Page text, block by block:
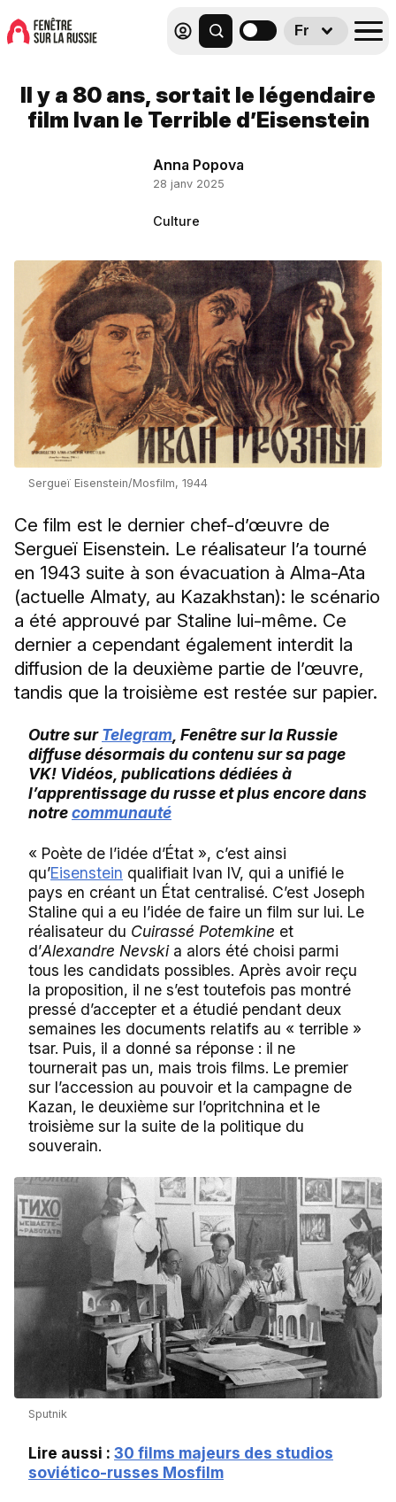
Fr
Il y a 80 ans, sortait le légendaire
film Ivan le Terrible d’Eisenstein
Anna Popova
28 janv 2025
Culture
Sergueï Eisenstein/Mosfilm, 1944
Ce film est le dernier chef-d’œuvre de
Sergueï Eisenstein. Le réalisateur l’a tourné
en 1943 suite à son évacuation à Alma-Ata
(actuelle Almaty, au Kazakhstan): le scénario
a été approuvé par Staline lui-même. Ce
dernier a cependant également interdit la
diffusion de la deuxième partie de l’œuvre,
tandis que la troisième est restée sur papier.
Outre surTelegram , Fenêtre sur la Russie
diffuse désormais du contenu sur sa page
VK! Vidéos, publications dédiées à
l’apprentissage du russe et plus encore dans
notrecommunauté
« Poète de l’idée d’État », c’est ainsi
qu’Eisenstein qualifiait Ivan IV, qui a unifié le
pays en créant un État centralisé. C’est Joseph
Staline qui a eu l’idée de faire un film sur lui. Le
réalisateur du Cuirassé Potemkine et
d’Alexandre Nevski a alors été choisi parmi
tous les candidats possibles. Après avoir reçu
la proposition, il ne s’est toutefois pas montré
pressé d’accepter et a étudié pendant deux
semaines les documents relatifs au « terrible »
tsar. Puis, il a donné sa réponse : il ne
tournerait pas un, mais trois films. Le premier
sur l’accession au pouvoir et la campagne de
Kazan, le deuxième sur l’opritchnina et le
troisième sur la suite de la politique du
souverain.
Sputnik
Lire aussi : 30 films majeurs des studios
soviético-russes Mosfilm